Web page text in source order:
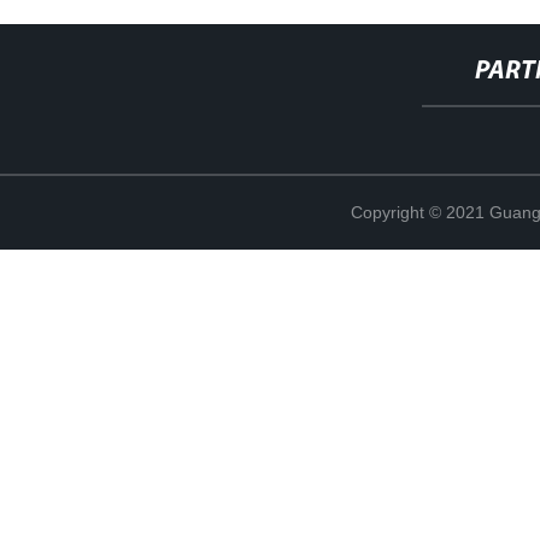
Copyright © 2021